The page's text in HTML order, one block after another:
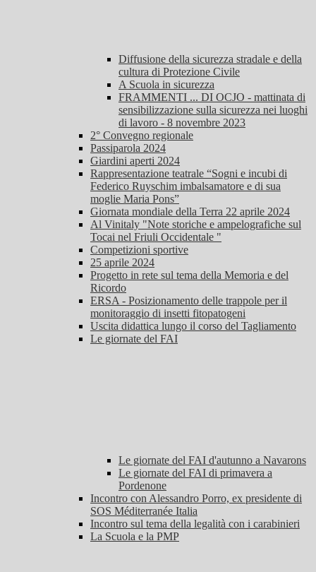
Diffusione della sicurezza stradale e della
cultura di Protezione Civile
A Scuola in sicurezza
FRAMMENTI ... DI OCJO - mattinata di
sensibilizzazione sulla sicurezza nei luoghi
di lavoro - 8 novembre 2023
2° Convegno regionale
Passiparola 2024
Giardini aperti 2024
Rappresentazione teatrale “Sogni e incubi di
Federico Ruyschim imbalsamatore e di sua
moglie Maria Pons”
Giornata mondiale della Terra 22 aprile 2024
Al Vinitaly "Note storiche e ampelografiche sul
Tocai nel Friuli Occidentale "
Competizioni sportive
25 aprile 2024
Progetto in rete sul tema della Memoria e del
Ricordo
ERSA - Posizionamento delle trappole per il
monitoraggio di insetti fitopatogeni
Uscita didattica lungo il corso del Tagliamento
Le giornate del FAI
Le giornate del FAI d'autunno a Navarons
Le giornate del FAI di primavera a
Pordenone
Incontro con Alessandro Porro, ex presidente di
SOS Méditerranée Italia
Incontro sul tema della legalità con i carabinieri
La Scuola e la PMP